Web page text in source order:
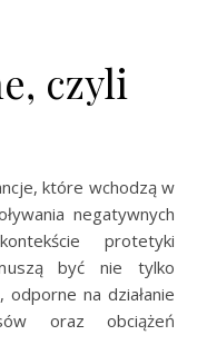
czyli
które wchodzą w
negatywnych
protetyki
być nie tylko
na działanie
oraz obciążeń